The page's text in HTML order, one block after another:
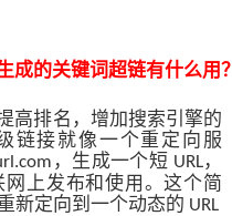
成的关键词超链有什么用？
高排名，增加搜索引擎的
链接就像一个重定向服
，生成一个短 URL，
网上发布和使用。这个简
新定向到一个动态的 URL